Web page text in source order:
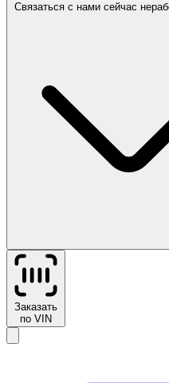
Связаться с нами сейчас
Заказать
по VIN